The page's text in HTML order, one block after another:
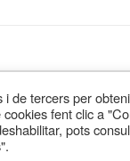
tercers per
fent clic a
pots